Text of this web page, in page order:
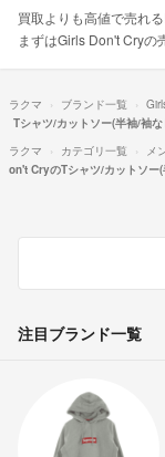
買取よりも高値で売れ
まずはGirls Don't Cryの
ラクマ ブランド一覧
Tシャツ/カットソー(半袖/袖な
ラクマ
カテゴリ一覧 メ
on't CryのTシャツ/カットソー
注目ブランド一覧